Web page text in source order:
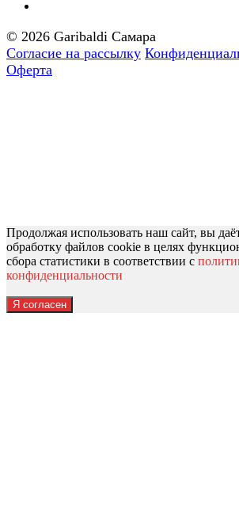
© 2026 Garibaldi Самара
Согласие на рассылку
Оферта
Продолжая использовать наш сайт, вы
обработку файлов cookie в целях
сбора статистики в соответствии с
конфиденциальности
Я согласен